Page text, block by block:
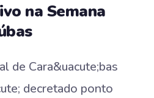
na Semana
de Cara&uacute;bas
decretado ponto